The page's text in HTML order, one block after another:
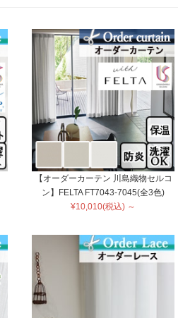
【オーダーカーテン 川島織物セルコ
ン】FELTA FT7043-7045(全3色)
¥10,010(税込) ～